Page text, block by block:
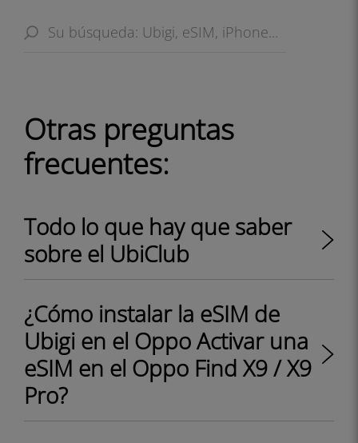
Otras preguntas
frecuentes:
Todo lo que hay que saber
sobre el UbiClub
¿Cómo instalar la eSIM de
Ubigi en el Oppo Activar una
eSIM en el Oppo Find X9 / X9
Pro?